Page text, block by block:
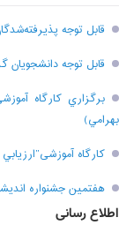
قابل توجه پذیرفته‌شدگان
قابل توجه دانشجویان
بهرامي)
کارگاه
هفتمين جشنواره
اطلاع رسانی